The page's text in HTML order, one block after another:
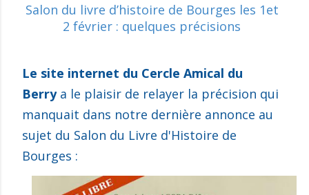
Salon du livre d’histoire de Bourges les 1et
2 février : quelques précisions
Le site internet du Cercle Amical du
Berry a le plaisir de relayer la précision qui
manquait dans notre dernière annonce au
sujet du Salon du Livre d'Histoire de
Bourges :